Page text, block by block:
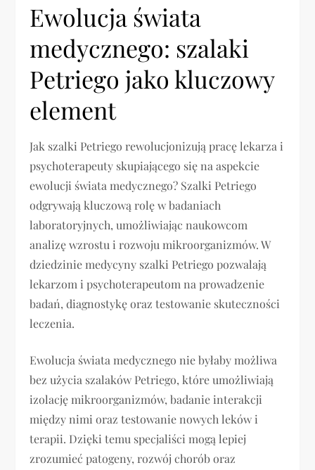
Ewolucja świata
medycznego: szalaki
Petriego jako kluczowy
element
Jak szalki Petriego rewolucjonizują pracę lekarza i
psychoterapeuty skupiającego się na aspekcie
ewolucji świata medycznego? Szalki Petriego
odgrywają kluczową rolę w badaniach
laboratoryjnych, umożliwiając naukowcom
analizę wzrostu i rozwoju mikroorganizmów. W
dziedzinie medycyny szalki Petriego pozwalają
lekarzom i psychoterapeutom na prowadzenie
badań, diagnostykę oraz testowanie skuteczności
leczenia.
Ewolucja świata medycznego nie byłaby możliwa
bez użycia szalaków Petriego, które umożliwiają
izolację mikroorganizmów, badanie interakcji
między nimi oraz testowanie nowych leków i
terapii. Dzięki temu specjaliści mogą lepiej
zrozumieć patogeny, rozwój chorób oraz